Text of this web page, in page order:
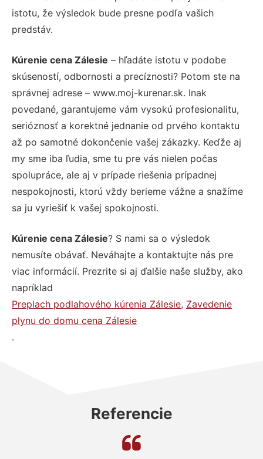
istotu, že výsledok bude presne podľa vašich
predstáv.
Kúrenie cena Zálesie – hľadáte istotu v podobe
skúseností, odbornosti a precíznosti? Potom ste na
správnej adrese – www.moj-kurenar.sk. Inak
povedané, garantujeme vám vysokú profesionalitu,
serióznosť a korektné jednanie od prvého kontaktu
až po samotné dokončenie vašej zákazky. Keďže aj
my sme iba ľudia, sme tu pre vás nielen počas
spolupráce, ale aj v prípade riešenia prípadnej
nespokojnosti, ktorú vždy berieme vážne a snažíme
sa ju vyriešiť k vašej spokojnosti.
Kúrenie cena Zálesie? S nami sa o výsledok
nemusíte obávať. Neváhajte a kontaktujte nás pre
viac informácií. Prezrite si aj ďalšie naše služby, ako
napríklad
Preplach podlahového kúrenia Zálesie, Zavedenie
plynu do domu cena Zálesie
.
Referencie